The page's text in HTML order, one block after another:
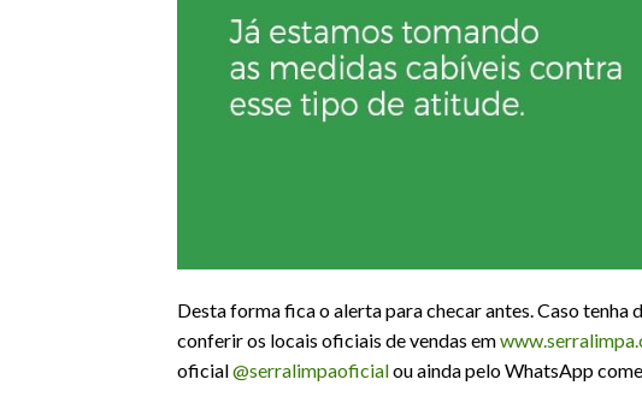
Desta forma fica o alerta para checar antes. Caso
conferir os locais oficiais de vendas em
oficial@serralimpaoficialou ainda pelo WhatsApp